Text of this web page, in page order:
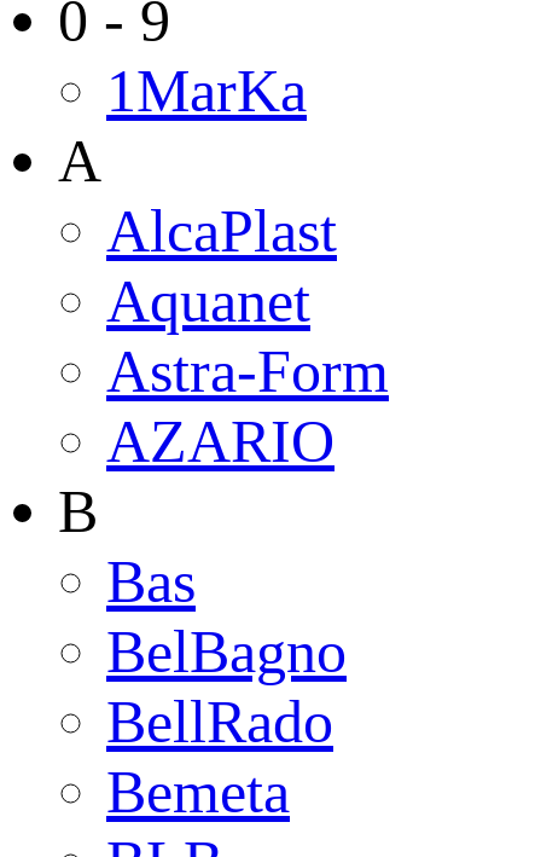
0 - 9
1MarKa
A
AlcaPlast
Aquanet
Astra-Form
AZARIO
B
Bas
BelBagno
BellRado
Bemeta